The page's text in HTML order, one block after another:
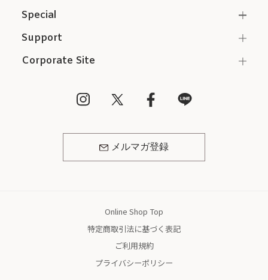
Support
Corporate Site
メルマガ登録
Special
Online Shop Top
特定商取引法に基づく表記
ご利用規約
プライバシーポリシー